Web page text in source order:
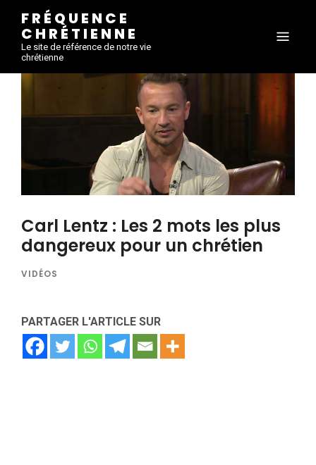
FRÉQUENCE
CHRÉTIENNE
Le site de référence de notre vie
chrétienne
Carl Lentz : Les 2 mots les plus
dangereux pour un chrétien
VIDÉOS
PARTAGER L'ARTICLE SUR